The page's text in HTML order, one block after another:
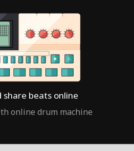
share beats online
online drum machine